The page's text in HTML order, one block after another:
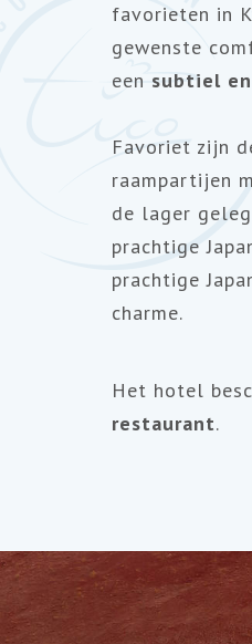
favorieten in
gewenste
een subtiel
Favoriet zijn
raampartijen
de lager
prachtige
prachtige
charme.
Het hotel
restaurant.